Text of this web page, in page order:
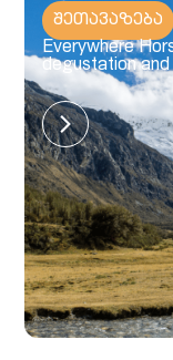
შეთავაზება
Everywhere
degustation